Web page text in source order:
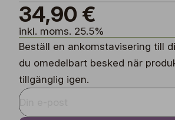
34,90 €
inkl. moms. 25.5%
Beställ en ankomstavisering till
du omedelbart besked när
tillgänglig igen.